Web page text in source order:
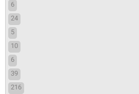
6
24
5
10
6
39
216